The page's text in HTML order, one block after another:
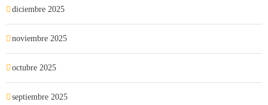
diciembre 2025
noviembre 2025
octubre 2025
septiembre 2025